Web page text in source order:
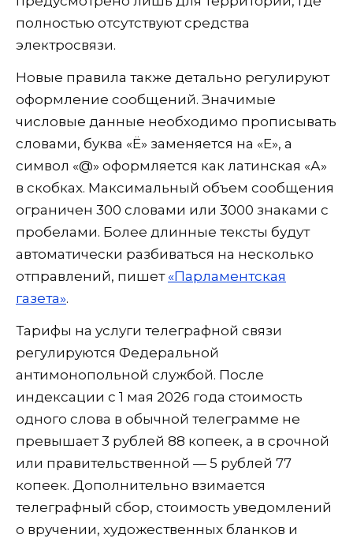
полностью отсутствуют средства
электросвязи.
Новые правила также детально регулируют
оформление сообщений. Значимые
числовые данные необходимо прописывать
словами, буква «Ё» заменяется на «Е», а
символ «@» оформляется как латинская «А»
в скобках. Максимальный объем сообщения
ограничен 300 словами или 3000 знаками с
пробелами. Более длинные тексты будут
автоматически разбиваться на несколько
отправлений, пишет «Парламентская
газета».
Тарифы на услуги телеграфной связи
регулируются Федеральной
антимонопольной службой. После
индексации с 1 мая 2026 года стоимость
одного слова в обычной телеграмме не
превышает 3 рублей 88 копеек, а в срочной
или правительственной — 5 рублей 77
копеек. Дополнительно взимается
телеграфный сбор, стоимость уведомлений
о вручении, художественных бланков и